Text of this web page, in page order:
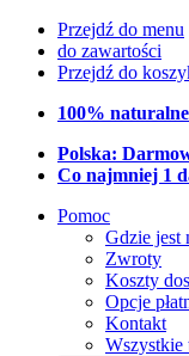
Przejdź do menu
do zawartości
Przejdź do
100%
Polska:
Co najmniej 1
Pomoc
Gdzie jest
Zwroty
Koszty
Opcje
Kontakt
Wszystkie